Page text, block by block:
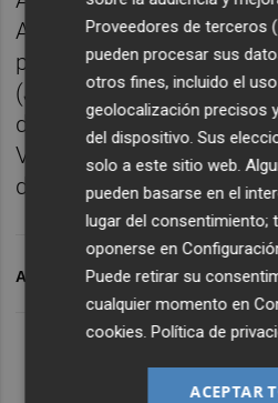
Ayuntamiento de
participación del
(Jaén). Además, cuenta
de las marcas de la
Vengamar y de la
de Vinos de Valencia.
ARCHIVADO EN ODA
Proveedores de terceros
pueden procesar sus
otros fines, incluido el
geolocalización precisos
del dispositivo. Sus
solo a este sitio web.
pueden basarse en el
lugar del consentimiento;
oponerse en
Puede retirar su
cualquier momento en
cookies .Política de
ACEPTAR